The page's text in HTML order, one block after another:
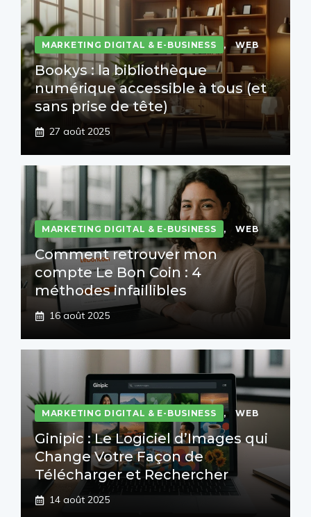
MARKETING DIGITAL & E-BUSINESS , WEB
Bookys : la bibliothèque
numérique accessible à tous (et
sans prise de tête)
27 août 2025
MARKETING DIGITAL & E-BUSINESS , WEB
Comment retrouver mon
compte Le Bon Coin : 4
méthodes infaillibles
16 août 2025
MARKETING DIGITAL & E-BUSINESS , WEB
Ginipic : Le Logiciel d’Images qui
Change Votre Façon de
Télécharger et Rechercher
14 août 2025